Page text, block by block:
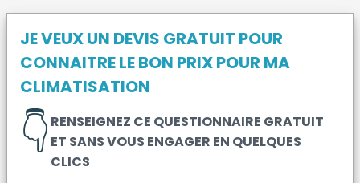
JE VEUX UN DEVIS GRATUIT POUR
CONNAITRE LE BON PRIX POUR MA
CLIMATISATION
RENSEIGNEZ CE QUESTIONNAIRE GRATUIT
ET SANS VOUS ENGAGER EN QUELQUES
CLICS
👇